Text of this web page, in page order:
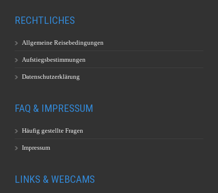
RECHTLICHES
Allgemeine Reisebedingungen
Aufstiegsbestimmungen
Datenschutzerklärung
FAQ & IMPRESSUM
Häufig gestellte Fragen
Impressum
LINKS & WEBCAMS